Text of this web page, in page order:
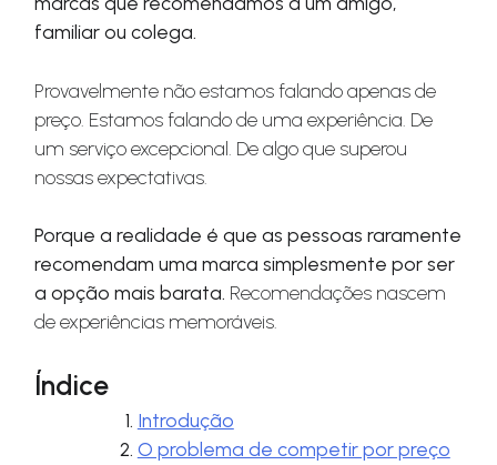
familiar ou colega.
Provavelmente não estamos falando apenas de
preço. Estamos falando de uma experiência. De
um serviço excepcional. De algo que superou
nossas expectativas.
Porque a realidade é que as pessoas raramente
recomendam uma marca simplesmente por ser
a opção mais barata. Recomendações nascem
de experiências memoráveis.
Índice
Introdução
O problema de competir por preço